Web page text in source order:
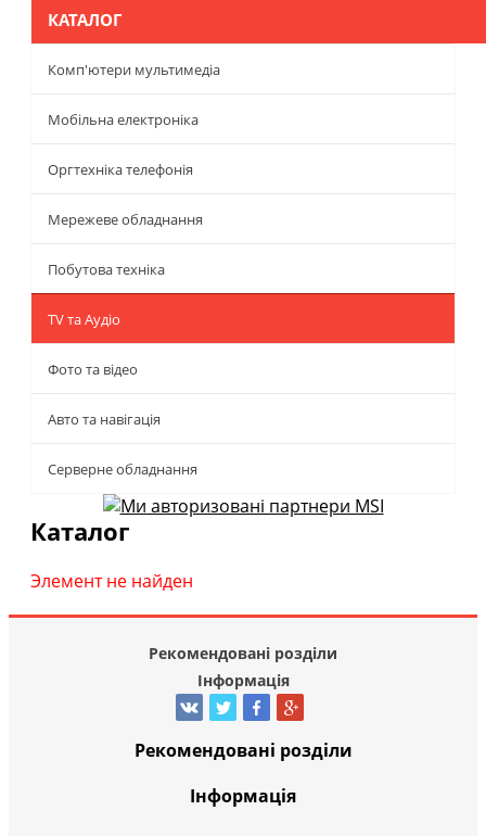
КАТАЛОГ
Комп'ютери мультимедіа
Мобільна електроніка
Оргтехніка телефонія
Мережеве обладнання
Побутова техніка
TV та Аудіо
Фото та відео
Авто та навігація
Серверне обладнання
Каталог
Элемент не найден
Рекомендовані розділи
Інформація
Рекомендовані розділи
Інформація